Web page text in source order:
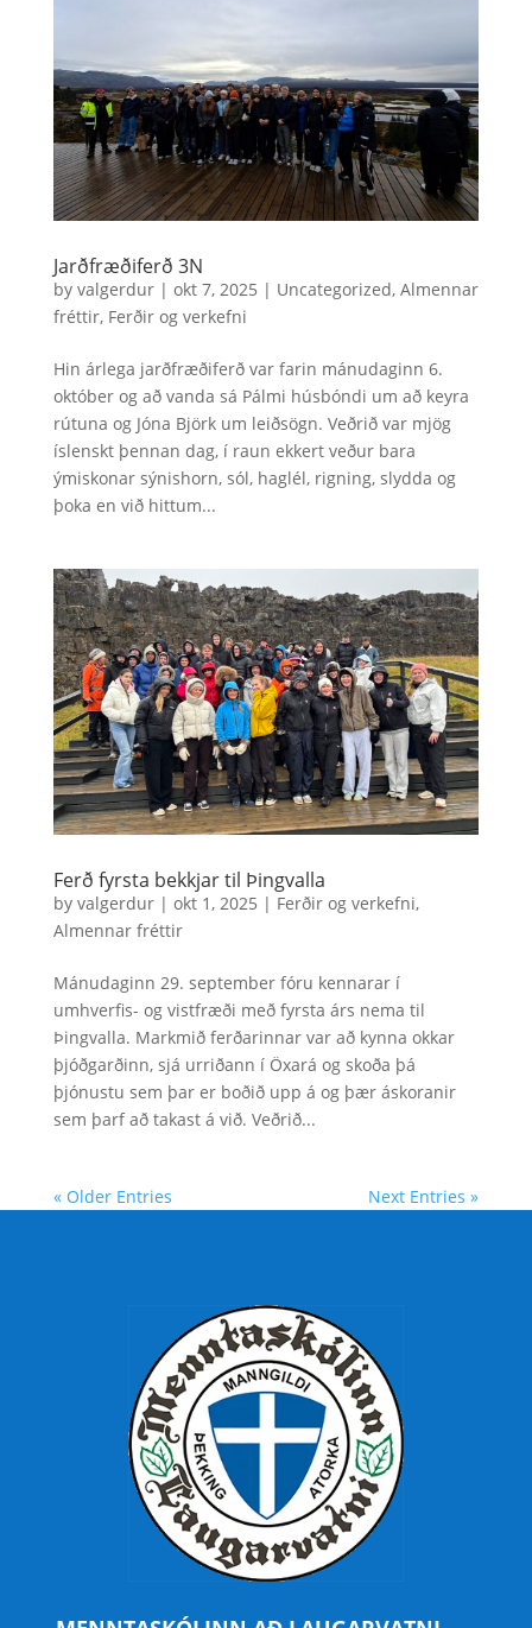
Jarðfræðiferð 3N
by valgerdur| okt 7, 2025 | Uncategorized, Almennar
fréttir, Ferðir og verkefni
Hin árlega jarðfræðiferð var farin mánudaginn 6.
október og að vanda sá Pálmi húsbóndi um að keyra
rútuna og Jóna Björk um leiðsögn. Veðrið var mjög
íslenskt þennan dag, í raun ekkert veður bara
ýmiskonar sýnishorn, sól, haglél, rigning, slydda og
þoka en við hittum...
Ferð fyrsta bekkjar til Þingvalla
by valgerdur| okt 1, 2025 | Ferðir og verkefni,
Almennar fréttir
Mánudaginn 29. september fóru kennarar í
umhverfis- og vistfræði með fyrsta árs nema til
Þingvalla. Markmið ferðarinnar var að kynna okkar
þjóðgarðinn, sjá urriðann í Öxará og skoða þá
þjónustu sem þar er boðið upp á og þær áskoranir
sem þarf að takast á við. Veðrið...
« Older Entries Next Entries »